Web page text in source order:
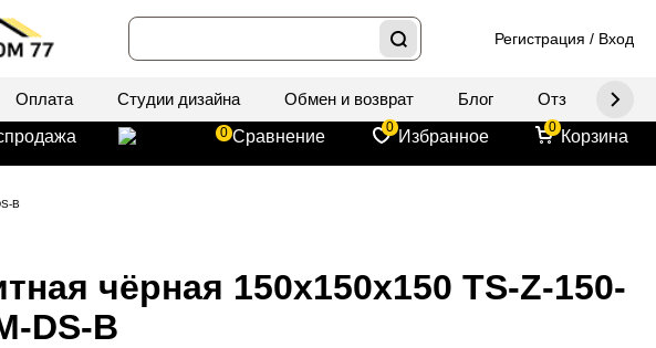
Регистрация / Вход
Оплата Студии дизайна Обмен и возврат Блог Отзывы
0 Сравнение 0 Избранное 0 Корзина
B
чёрная 150x150x150 TS-Z-150-
DS-B